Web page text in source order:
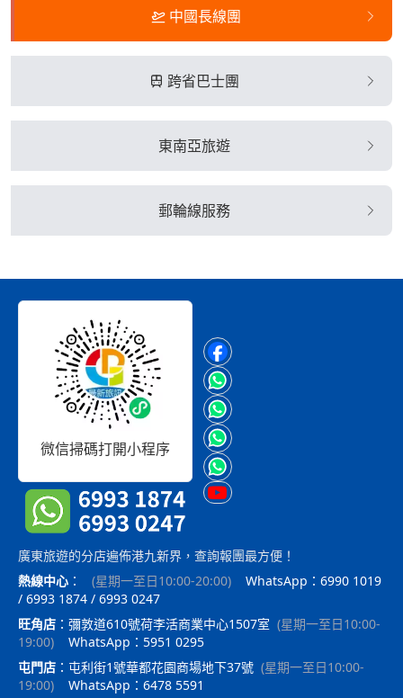
中國長線團
跨省巴士團
東南亞旅遊
郵輪線服務
微信掃碼打開小程序
廣東旅遊的分店遍佈港九新界，查詢報團最方便！
熱線中心 ： (星期一至日10:00-20:00)
WhatsApp：6990 1019
/ 6993 1874 / 6993 0247
旺角店 ： 彌敦道610號荷李活商業中心1507室 (星期一至日10:00-
19:00)
WhatsApp：5951 0295
屯門店 ： 屯利街1號華都花園商場地下37號 (星期一至日10:00-
19:00) WhatsApp：6478 5591